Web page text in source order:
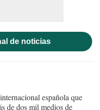
de noticias
española que
de dos mil medios de